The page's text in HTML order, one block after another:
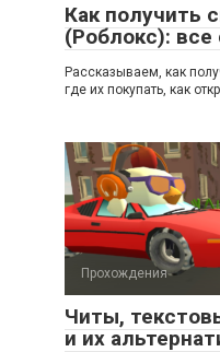
Как получить
(Роблокс):
Рассказываем, как
где их покупать, как
Прохождения
Читы,
и их